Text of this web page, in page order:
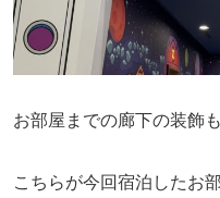
お部屋までの廊下の装飾
こちらが今回宿泊したお